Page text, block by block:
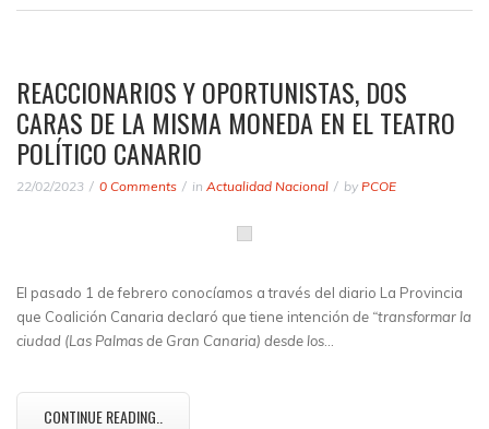
REACCIONARIOS Y OPORTUNISTAS, DOS
CARAS DE LA MISMA MONEDA EN EL TEATRO
POLÍTICO CANARIO
22/02/2023 0 Comments in Actualidad Nacional by PCOE
El pasado 1 de febrero conocíamos a través del diario La Provincia
que Coalición Canaria declaró que tiene intención de “transformar la
ciudad (Las Palmas de Gran Canaria) desde los
CONTINUE READING..